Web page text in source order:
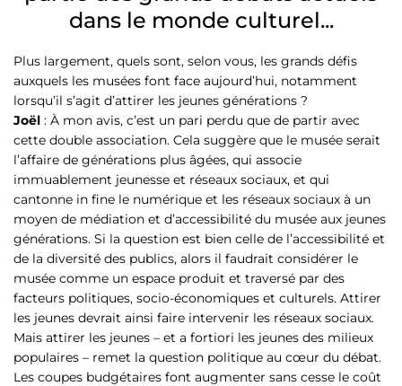
dans le monde culturel...
Plus largement, quels sont, selon vous, les grands défis
auxquels les musées font face aujourd’hui, notamment
lorsqu’il s’agit d’attirer les jeunes générations ?
Joël : À mon avis, c’est un pari perdu que de partir avec
cette double association. Cela suggère que le musée serait
l’affaire de générations plus âgées, qui associe
immuablement jeunesse et réseaux sociaux, et qui
cantonne in fine le numérique et les réseaux sociaux à un
moyen de médiation et d’accessibilité du musée aux jeunes
générations. Si la question est bien celle de l’accessibilité et
de la diversité des publics, alors il faudrait considérer le
musée comme un espace produit et traversé par des
facteurs politiques, socio-économiques et culturels. Attirer
les jeunes devrait ainsi faire intervenir les réseaux sociaux.
Mais attirer les jeunes – et a fortiori les jeunes des milieux
populaires – remet la question politique au cœur du débat.
Les coupes budgétaires font augmenter sans cesse le coût